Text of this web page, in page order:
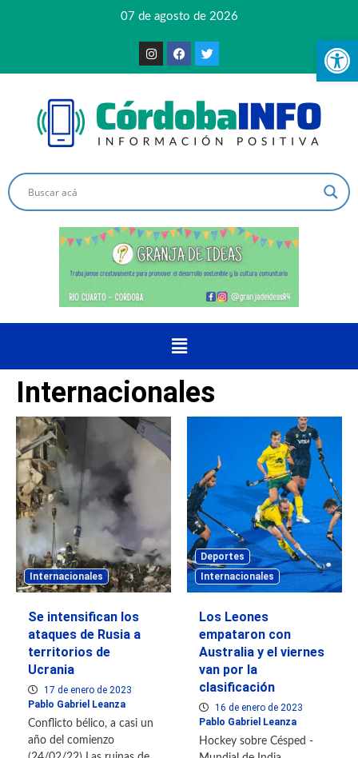
07 de agosto de 2026
Internacionales
Internacionales
Se intensifican los
ataques de Rusia a
territorios de
Ucrania
17 de enero de 2023
Pablo Gabriel Leanza
Conflicto bélico, a casi un
año del comienzo
Deportes
Internacionales
Los Leones
empataron con
Australia y el viernes
van por la
clasificación
16 de enero de 2023
Pablo Gabriel Leanza
Hockey sobre Césped -